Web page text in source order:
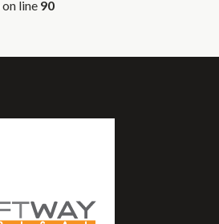
on line 90